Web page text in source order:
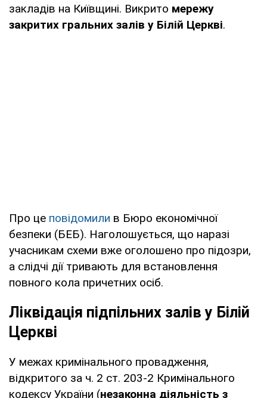
закладів на Київщині. Викрито мережу
закритих гральних залів у Білій Церкві.
Про це повідомили в Бюро економічної
безпеки (БЕБ). Наголошується, що наразі
учасникам схеми вже оголошено про підозри,
а слідчі дії тривають для встановлення
повного кола причетних осіб.
Ліквідація підпільних залів у Білій
Церкві
У межах кримінального провадження,
відкритого за ч. 2 ст. 203-2 Кримінального
кодексу України (незаконна діяльність з